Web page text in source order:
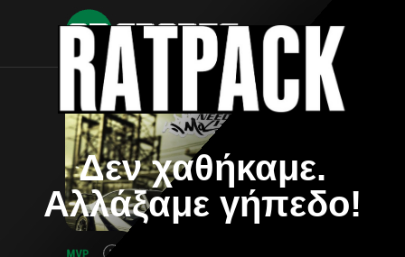
Δεν χαθήκαμε.
Αλλάξαμε γήπεδο!